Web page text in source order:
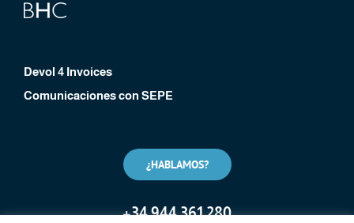
Devol 4 Invoices
Comunicaciones con SEPE
¿HABLAMOS?
+34 944 361 280